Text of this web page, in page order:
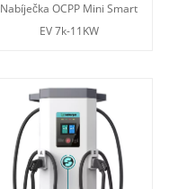
Nabíječka OCPP Mini Smart
EV 7k-11KW